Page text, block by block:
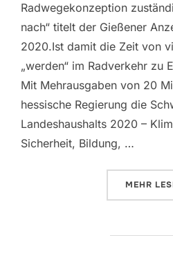
Radwegekonzeption
nach“ titelt der Gießener
2020.Ist damit die Zeit von
„werden“ im Radverkehr zu
Mit Mehrausgaben von 20
hessische Regierung die
Landeshaushalts 2020 –
Sicherheit, Bildung, …
MEHR